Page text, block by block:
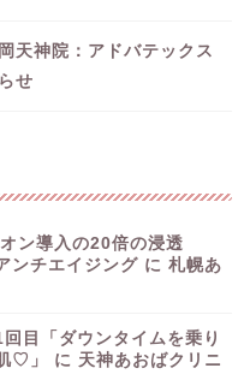
天神院：アドバテックス
せ
ン導入の20倍の浸透
ンチエイジング に 札幌あ
目「ダウンタイムを乗り
♡」
に 天神あおばクリニ